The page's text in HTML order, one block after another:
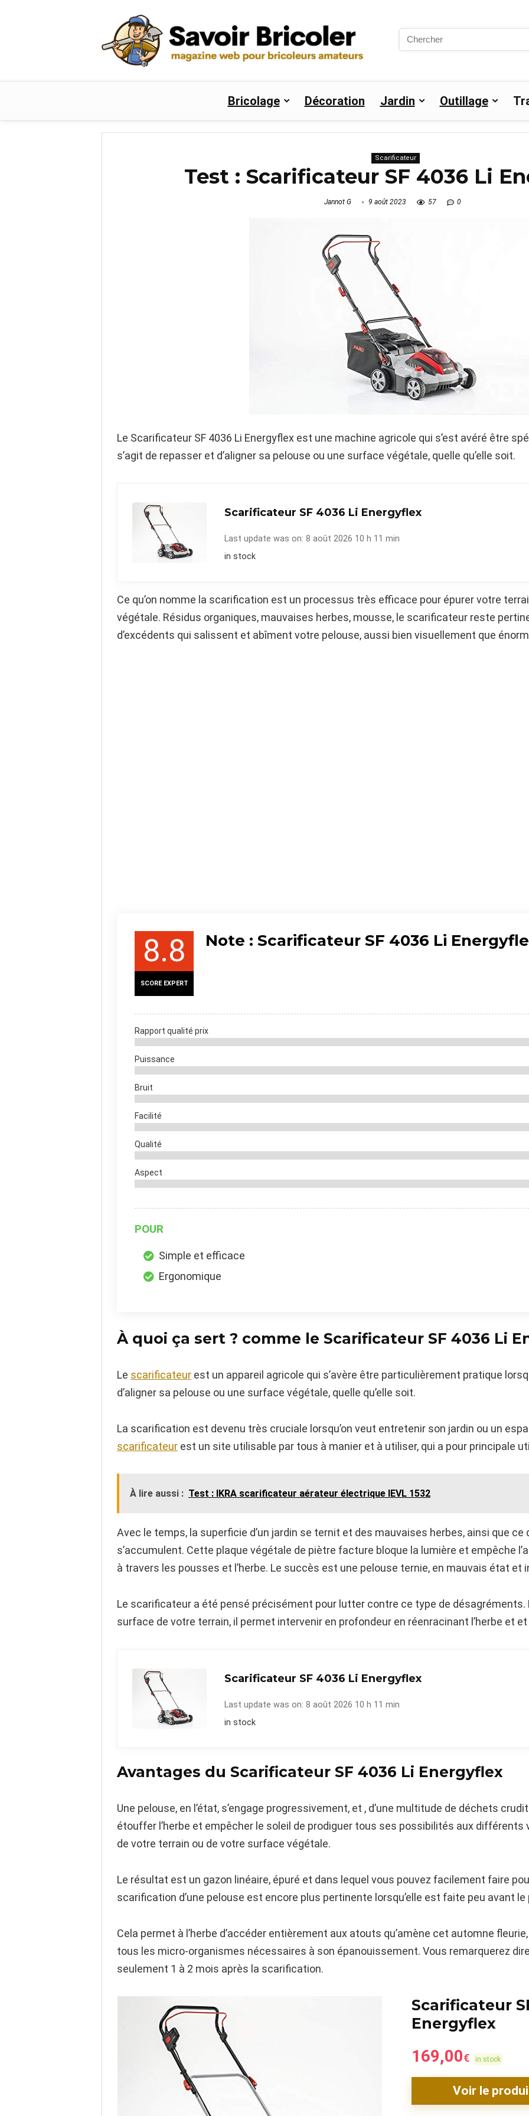
Search
Bricolage Décoration Jardin Outillage
Scarificateur
Test : Scarificateur SF 4036 Li
Jannot G 9 août 2023 57 0
Le Scarificateur SF 4036 Li Energyflex est une machine agricole qui s’est avéré être
s’agit de repasser et d’aligner sa pelouse ou une surface végétale, quelle qu’elle soit.
Scarificateur SF 4036 Li Energyflex
Last update was on: 8 août 2026 10 h 11 min
in stock
Ce qu’on nomme la scarification est un processus très efficace pour épurer votre
végétale. Résidus organiques, mauvaises herbes, mousse, le scarificateur reste
d’excédents qui salissent et abîment votre pelouse, aussi bien visuellement que
8.8
SCORE EXPERT
Note : Scarificateur SF 4036 Li
Rapport qualité prix
Puissance
Bruit
Facilité
Qualité
Aspect
POUR
Simple et efficace
Ergonomique
À quoi ça sert ? comme le Scarificateur SF 4036 Li
Le scarificateur est un appareil agricole qui s’avère être particulièrement pratique
d’aligner sa pelouse ou une surface végétale, quelle qu’elle soit.
La scarification est devenu très cruciale lorsqu’on veut entretenir son jardin ou un
scarificateur est un site utilisable par tous à manier et à utiliser, qui a pour principale
À lire aussi : Test : IKRA scarificateur aérateur électrique IEVL 1532
Avec le temps, la superficie d’un jardin se ternit et des mauvaises herbes, ainsi que ce
s’accumulent. Cette plaque végétale de piètre facture bloque la lumière et empêche
à travers les pousses et l’herbe. Le succès est une pelouse ternie, en mauvais état et
Le scarificateur a été pensé précisément pour lutter contre ce type de désagréments.
surface de votre terrain, il permet intervenir en profondeur en réenracinant l’herbe et
Scarificateur SF 4036 Li Energyflex
Last update was on: 8 août 2026 10 h 11 min
in stock
Avantages du Scarificateur SF 4036 Li Energyflex
Une pelouse, en l’état, s’engage progressivement, et , d’une multitude de déchets
étouffer l’herbe et empêcher le soleil de prodiguer tous ses possibilités aux différents
de votre terrain ou de votre surface végétale.
Le résultat est un gazon linéaire, épuré et dans lequel vous pouvez facilement faire
scarification d’une pelouse est encore plus pertinente lorsqu’elle est faite peu avant
Cela permet à l’herbe d’accéder entièrement aux atouts qu’amène cet automne
tous les micro-organismes nécessaires à son épanouissement. Vous remarquerez
seulement 1 à 2 mois après la scarification.
Scarificateur
Energyflex
169,00€ in stock
Voir le